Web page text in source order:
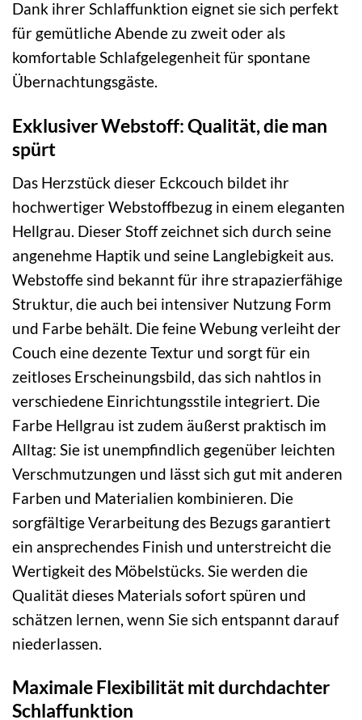
Dank ihrer Schlaffunktion eignet sie sich perfekt
für gemütliche Abende zu zweit oder als
komfortable Schlafgelegenheit für spontane
Übernachtungsgäste.
Exklusiver Webstoff: Qualität, die man
spürt
Das Herzstück dieser Eckcouch bildet ihr
hochwertiger Webstoffbezug in einem eleganten
Hellgrau. Dieser Stoff zeichnet sich durch seine
angenehme Haptik und seine Langlebigkeit aus.
Webstoffe sind bekannt für ihre strapazierfähige
Struktur, die auch bei intensiver Nutzung Form
und Farbe behält. Die feine Webung verleiht der
Couch eine dezente Textur und sorgt für ein
zeitloses Erscheinungsbild, das sich nahtlos in
verschiedene Einrichtungsstile integriert. Die
Farbe Hellgrau ist zudem äußerst praktisch im
Alltag: Sie ist unempfindlich gegenüber leichten
Verschmutzungen und lässt sich gut mit anderen
Farben und Materialien kombinieren. Die
sorgfältige Verarbeitung des Bezugs garantiert
ein ansprechendes Finish und unterstreicht die
Wertigkeit des Möbelstücks. Sie werden die
Qualität dieses Materials sofort spüren und
schätzen lernen, wenn Sie sich entspannt darauf
niederlassen.
Maximale Flexibilität mit durchdachter
Schlaffunktion